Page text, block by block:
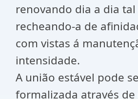
renovando dia a dia
recheando-a de
com vistas á
intensidade.
A união estável pode
formalizada através